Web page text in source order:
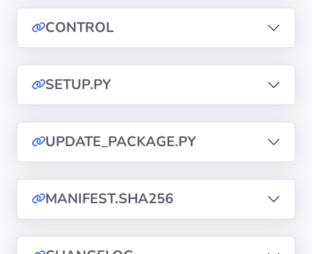
confidentialité
CGU
Copyright
2026
CONTROL
SETUP.PY
UPDATE_PACKAGE.PY
MANIFEST.SHA256